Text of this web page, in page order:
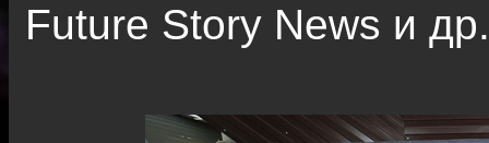
Future Story News и др.